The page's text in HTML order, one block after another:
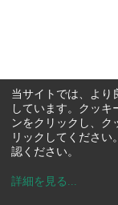
当サイトでは、より
しています。クッキ
ンをクリックし、ク
リックしてください
認ください。
詳細を見る ...